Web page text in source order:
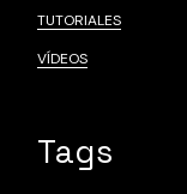
TUTORIALES
VÍDEOS
Tags